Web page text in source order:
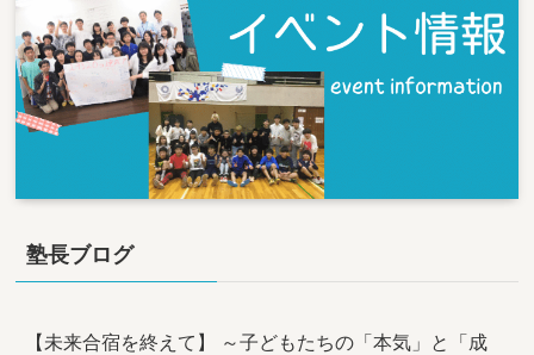
塾長ブログ
【未来合宿を終えて】 ～子どもたちの「本気」と「成